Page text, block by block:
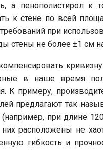
а пенополистирол
к стене по всей
требований при
стены не более ±1 см
в наше время
К примеру,
предлагают так
(например, при длине
расположены не
гибкость и